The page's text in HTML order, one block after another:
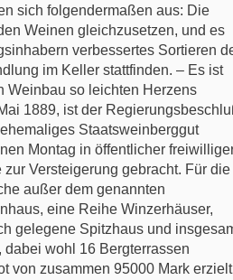
sich folgendermaßen aus: Die
Weinen gleichzusetzen, und es
verbessertes Sortieren
im Keller stattfinden. – Es ist
Weinbau so leichten Herzens
1889, ist der
Staatsweinberggut
Montag in öffentlicher
Versteigerung gebracht. Für die
außer dem genannten
eine Reihe Winzerhäuser,
gelegene Spitzhaus und
wohl 16 Bergterrassen
von zusammen 95000 Mark